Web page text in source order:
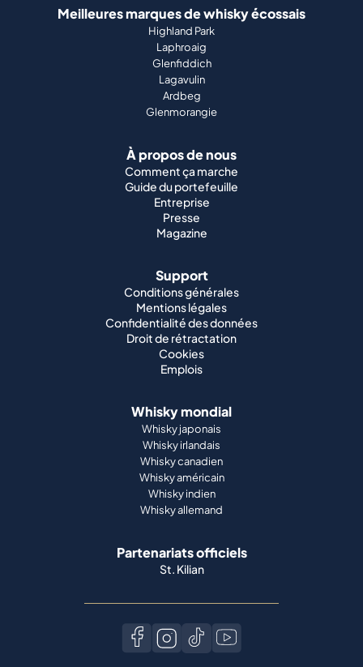
Meilleures marques de whisky écossais
Highland Park
Laphroaig
Glenfiddich
Lagavulin
Ardbeg
Glenmorangie
À propos de nous
Comment ça marche
Guide du portefeuille
Entreprise
Presse
Magazine
Support
Conditions générales
Mentions légales
Confidentialité des données
Droit de rétractation
Cookies
Emplois
Whisky mondial
Whisky japonais
Whisky irlandais
Whisky canadien
Whisky américain
Whisky indien
Whisky allemand
Partenariats officiels
St. Kilian